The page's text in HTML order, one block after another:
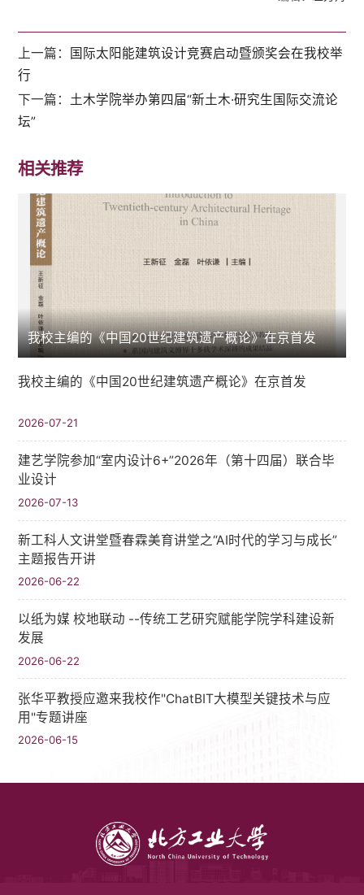
上一篇：
国际太阳能建筑设计竞赛启动暨颁奖会在我校举
行
下一篇： 土木学院举办第四届“新土木·研究生国际交流论
坛”
相关推荐
我校主编的《中国20世纪建筑遗产概论》在京首发
我校主编的《中国20世纪建筑遗产概论》在京首发
2026-07-21
建艺学院参加“室内设计6+”2026年（第十四届）联合毕
业设计
2026-07-13
新工科人文讲堂暨春霖美育讲堂之“AI时代的学习与成长”
主题报告开讲
2026-06-22
以纸为媒 校地联动 --传统工艺研究赋能学院学科建设新
发展
2026-06-22
张华平教授应邀来我校作"ChatBIT大模型关键技术与应
用"专题讲座
2026-06-15